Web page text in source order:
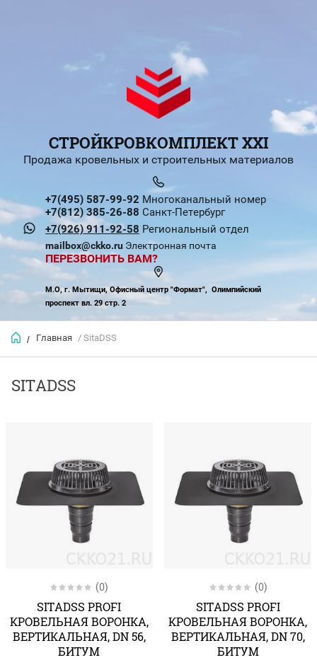
СТРОЙКРОВКОМПЛЕКТ XXI
Продажа кровельных и строительных материалов
+7(495) 587-99-92 Многоканальный номер
+7(812) 385-26-88 Санкт-Петербург
+7(926) 911-92-58 Региональный отдел
mailbox@ckko.ru Электронная почта
ПЕРЕЗВОНИТЬ ВАМ?
М.О, г. Мытищи, Офисный центр "Формат", Олимпийский
проспект вл. 29 стр. 2
/ Главная / SitaDSS
SITADSS
(0)
SITADSS PROFI
КРОВЕЛЬНАЯ ВОРОНКА,
ВЕРТИКАЛЬНАЯ, DN 56,
БИТУМ
(0)
SITADSS PROFI
КРОВЕЛЬНАЯ ВОРОНКА,
ВЕРТИКАЛЬНАЯ, DN 70,
БИТУМ